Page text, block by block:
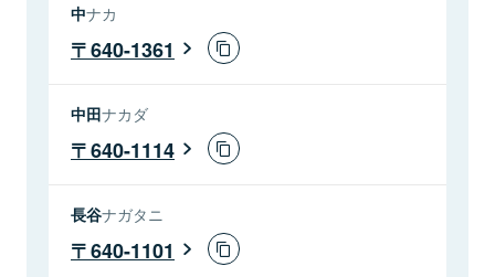
中ナカ
640-1361
中田ナカダ
640-1114
長谷ナガタニ
640-1101